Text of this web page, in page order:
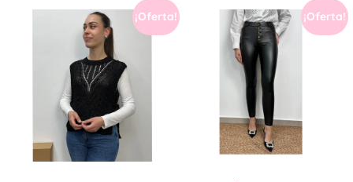
¡Oferta! ¡Oferta!